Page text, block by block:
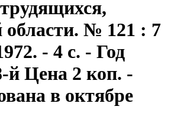
области. № 121 : 7
- 4 с. - Год
й Цена 2 коп. -
в октябре